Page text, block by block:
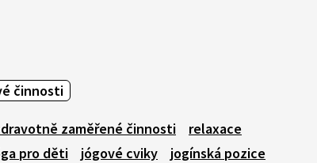
činnosti
zaměřené činnosti
relaxace
pro děti jógové cviky
jogínská pozice